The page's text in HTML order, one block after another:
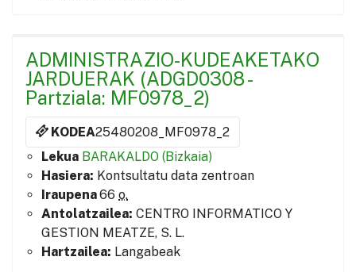
ADMINISTRAZIO-KUDEAKETAKO
JARDUERAK (ADGD0308 -
Partziala: MF0978_2)
KODEA25480208_MF0978_2
Lekua BARAKALDO (Bizkaia)
Hasiera: Kontsultatu data zentroan
Iraupena66 o.
Antolatzailea: CENTRO INFORMATICO Y
GESTION MEATZE, S. L.
Hartzailea: Langabeak